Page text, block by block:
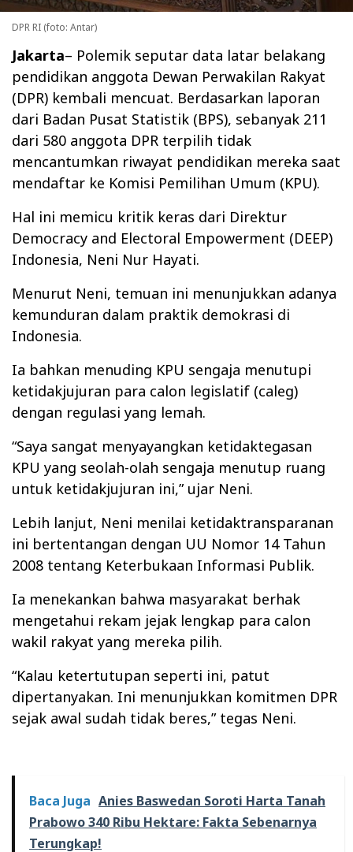
DPR RI (foto: Antar)
Jakarta– Polemik seputar data latar belakang
pendidikan anggota Dewan Perwakilan Rakyat
(DPR) kembali mencuat. Berdasarkan laporan
dari Badan Pusat Statistik (BPS), sebanyak 211
dari 580 anggota DPR terpilih tidak
mencantumkan riwayat pendidikan mereka saat
mendaftar ke Komisi Pemilihan Umum (KPU).
Hal ini memicu kritik keras dari Direktur
Democracy and Electoral Empowerment (DEEP)
Indonesia, Neni Nur Hayati.
Menurut Neni, temuan ini menunjukkan adanya
kemunduran dalam praktik demokrasi di
Indonesia.
Ia bahkan menuding KPU sengaja menutupi
ketidakjujuran para calon legislatif (caleg)
dengan regulasi yang lemah.
“Saya sangat menyayangkan ketidaktegasan
KPU yang seolah-olah sengaja menutup ruang
untuk ketidakjujuran ini,” ujar Neni.
Lebih lanjut, Neni menilai ketidaktransparanan
ini bertentangan dengan UU Nomor 14 Tahun
2008 tentang Keterbukaan Informasi Publik.
Ia menekankan bahwa masyarakat berhak
mengetahui rekam jejak lengkap para calon
wakil rakyat yang mereka pilih.
“Kalau ketertutupan seperti ini, patut
dipertanyakan. Ini menunjukkan komitmen DPR
sejak awal sudah tidak beres,” tegas Neni.
Baca Juga Anies Baswedan Soroti Harta Tanah
Prabowo 340 Ribu Hektare: Fakta Sebenarnya
Terungkap!